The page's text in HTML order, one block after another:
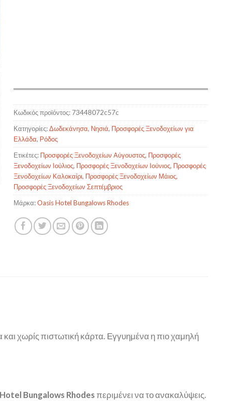
Κωδικός προϊόντος: 73448072c57c
Κατηγορίες:Δωδεκάνησα, Νησιά, Προσφορές Ξενοδοχείων για
Ελλάδα, Ρόδος
Ετικέτες: Προσφορές Ξενοδοχείων Αύγουστος, Προσφορές
Ξενοδοχείων Ιούλιος, Προσφορές Ξενοδοχείων Ιούνιος, Προσφορές
Ξενοδοχείων Καλοκαίρι, Προσφορές Ξενοδοχείων Μάιος,
Προσφορές Ξενοδοχείων Σεπτέμβριος
Μάρκα:Oasis Hotel Bungalows Rhodes
και χωρίς πιστωτική κάρτα. Εγγυημένα η πιο χαμηλή
Bungalows Rhodesπεριμένει να το ανακαλύψεις.